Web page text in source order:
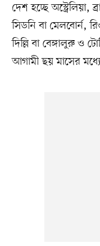
দেশ হচ্ছে অস্ট্রেলিয়া,
সিডনি বা মেলবোর্ন,
দিল্লি বা বেঙ্গালুরু ও
আগামী ছয় মাসের